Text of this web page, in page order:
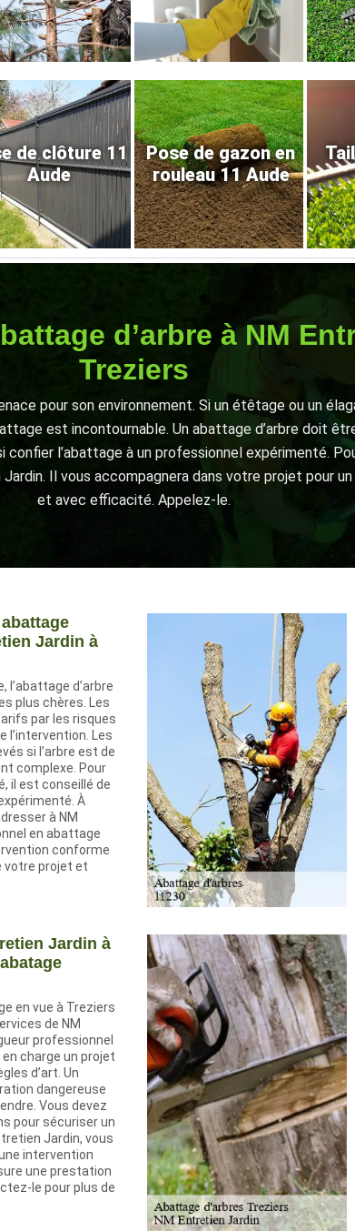
de clôture 11
Aude
Pose de gazon en
rouleau 11 Aude
d’arbre à NM
Treziers
pour son environnement. Si un étêtage ou un
est incontournable. Un abattage d’arbre doit
confier l’abattage à un professionnel expérimenté.
Il vous accompagnera dans votre projet pour
et avec efficacité. Appelez-le.
Jardin à
l’abattage d’arbre
plus chères. Les
par les risques
l’intervention. Les
si l’arbre est de
complexe. Pour
il est conseillé de
À
à NM
en abattage
conforme
votre projet et
Jardin à
en vue à Treziers
de NM
professionnel
charge un projet
d’art. Un
dangereuse
Vous devez
pour sécuriser un
Jardin, vous
intervention
une prestation
le pour plus de